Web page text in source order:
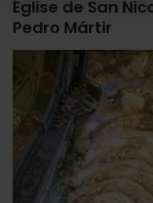
Église de San
Pedro Mártir